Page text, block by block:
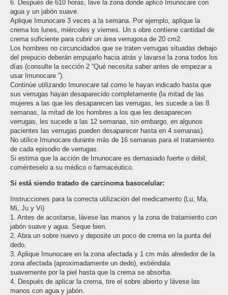
6. Después de 6­10 horas, lave la zona donde aplicó Imunocare con
agua y un jabón suave.
Aplique Imunocare 3 veces a la semana. Por ejemplo, aplique la
crema los lunes, miércoles y viernes. Un s obre contiene cantidad de
crema suficiente para cubrir un área verrugosa de 20 cm2.
Los hombres no circuncidados que se traten verrugas situadas debajo
del prepucio deberán empujarlo hacia atrás y lavarse la zona todos los
días (consulte la sección 2 “Qué necesita saber antes de empezar a
usar Imunocare ”).
Continúe utilizando Imunocare tal como le hayan indicado hasta que
sus verrugas hayan desaparecido completamente (la mitad de las
mujeres a las que les desaparecen las verrugas, les sucede a las 8
semanas, la mitad de los hombres a los que les desaparecen
verrugas, les sucede a las 12 semanas, sin embargo, en algunos
pacientes las verrugas pueden desaparecer hasta en 4 semanas).
No utilice Imunocare durante más de 16 semanas para el tratamiento
de cada episodio de verrugas.
Si estima que la acción de Imunocare es demasiado fuerte o débil,
coménteselo a su médico o farmacéutico.
Si está siendo tratado de carcinoma basocelular:
Instrucciones para la correcta utilización del medicamento (Lu, Ma,
Mi, Ju y Vi)
1. Antes de acostarse, lávese las manos y la zona de tratamiento con
jabón suave y agua. Seque bien.
2. Abra un sobre nuevo y deposite un poco de crema en la punta del
dedo.
3. Aplique Imunocare en la zona afectada y 1 cm más alrededor de la
zona afectada (aproximadamente un dedo), extiéndala
suavemente por la piel hasta que la crema se absorba.
4. Después de aplicar la crema, tire el sobre abierto y lávese las
manos con agua y jabón.